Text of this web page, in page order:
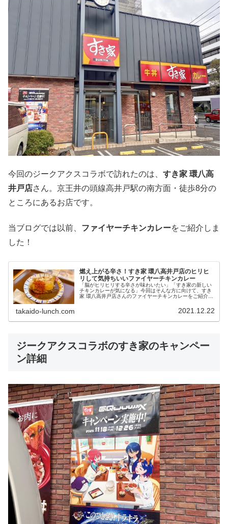
今回のジークアクスコラボで訪れたのは、 すき家 環八高
井戸店さん。京王井の頭線高井戸駅の南方面・徒歩8分の
ところにあるお店です。
当ブログでは以前、 ファイヤーチキンカレーをご紹介しま
した！
燃え上がる辛さ！すき家 環八高井戸店のヒリヒ
リして気持ちいいファイヤーチキンカレー
「脳がヒリヒリする辛さが味わいたい」「すき家の新しい
チキンカレーが気になる」今回はそんな方に向けて、すき
家 環八高井戸店さんのファイヤーチキンカレーをご紹介。
takaido-lunch.com 2021.12.22
ジークアクスコラボのすき家のキャンペー
ン詳細